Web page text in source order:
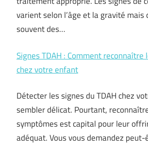
varient selon l’âge et la gravité mais
souvent des…
Signes TDAH : Comment
chez votre enfant
Détecter les signes du TDAH chez
sembler délicat. Pourtant,
symptômes est capital pour leur
adéquat. Vous vous demandez peut-